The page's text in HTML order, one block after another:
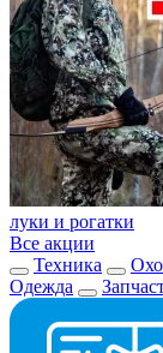
луки и рогатки
Все акции
Техника
Одежда